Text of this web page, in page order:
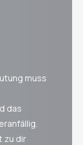
muss
das
zu dir